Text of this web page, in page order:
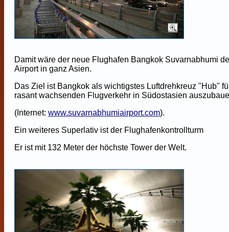
Damit wäre der neue Flughafen Bangkok Suvarnabhumi
Airport in ganz Asien.
Das Ziel ist Bangkok als wichtigstes Luftdrehkreuz "Hub"
rasant wachsenden Flugverkehr in Südostasien
(Internet: www.suvarnabhumiairport.com).
Ein weiteres Superlativ ist der Flughafenkontrollturm
Er ist mit 132 Meter der höchste Tower der Welt.